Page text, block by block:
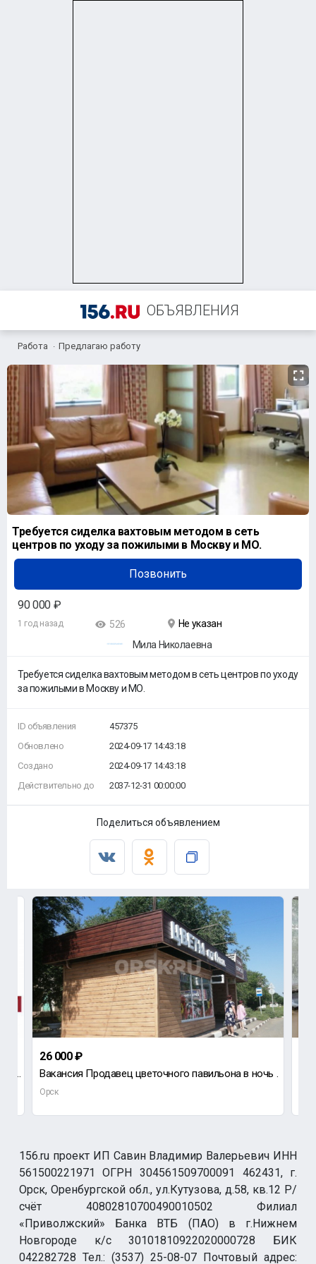
ОБЪЯВЛЕНИЯ
Работа Предлагаю работу
Требуется сиделка вахтовым методом в сеть
центров по уходу за пожилыми в Москву и МО.
Позвонить
90 000 ₽
1 год назад 526
Не указан
Мила Николаевна
Требуется сиделка вахтовым методом в сеть центров по уходу
за пожилыми в Москву и МО.
ID объявления
Обновлено
Создано
Действительно до
457375
2024-09-17 14:43:18
2024-09-17 14:43:18
2037-12-31 00:00:00
Поделиться объявлением
Требуется Тракторист на К-700 Требования: Удостоверение тракториста Условия: Полный соцпакет Обеспеч
26 000 ₽
Вакансия Продавец цветочного павильона в ночь .
Орск
156.ru проект ИП Савин Владимир Валерьевич ИНН
561500221971 ОГРН 304561509700091 462431, г.
Орск, Оренбургской обл., ул.Кутузова, д.58, кв.12 Р/
счёт 40802810700490010502 Филиал
«Приволжский» Банка ВТБ (ПАО) в г.Нижнем
Новгороде к/с 30101810922020000728 БИК
042282728 Тел.: (3537) 25-08-07 Почтовый адрес: